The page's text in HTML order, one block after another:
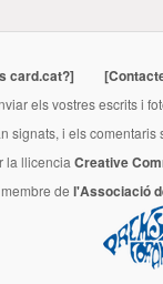
card.cat?]
els vostres escrits i
signats, i els
la llicencia Creative
de l'Associació